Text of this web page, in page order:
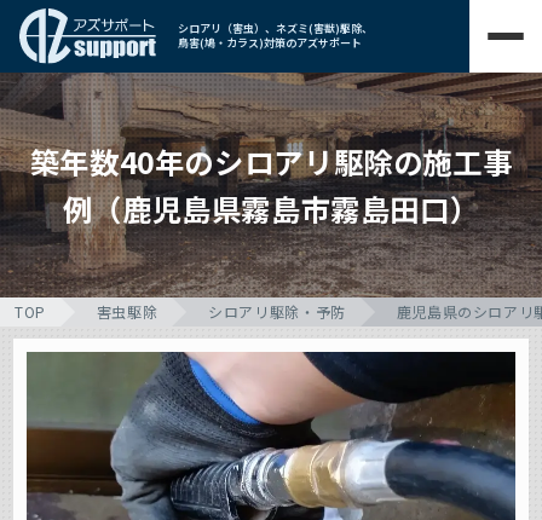
シロアリ（害虫）、ネズミ(害獣)駆除、
鳥害(鳩・カラス)対策のアズサポート
築年数40年のシロアリ駆除の施工事
例（鹿児島県霧島市霧島田口）
TOP 害虫駆除 シロアリ駆除・予防 鹿児島県のシロアリ